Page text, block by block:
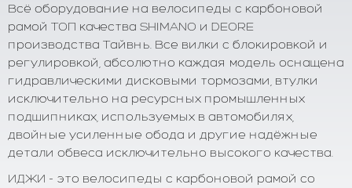
Всё оборудование на велосипеды с карбоновой
рамой ТОП качества SHIMANO и DEORE
производства Тайвнь. Все вилки с блокировкой и
регулировкой, абсолютно каждая модель оснащена
гидравлическими дисковыми тормозами, втулки
исключительно на ресурсных промышленных
подшипниках, используемых в автомобилях,
двойные усиленные обода и другие надёжные
детали обвеса исключительно высокого качества.
ИДЖИ - это велосипеды с карбоновой рамой со